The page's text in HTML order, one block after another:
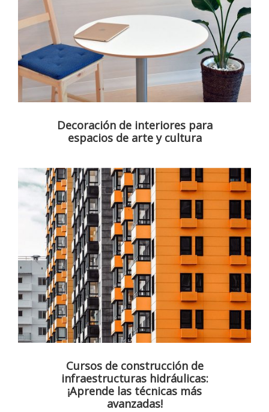
Decoración de interiores para
espacios de arte y cultura
Cursos de construcción de
infraestructuras hidráulicas:
¡Aprende las técnicas más
avanzadas!